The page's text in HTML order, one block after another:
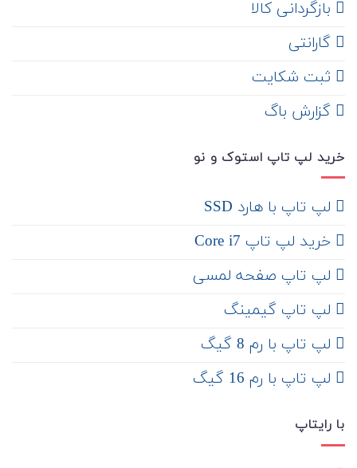
‌ بازگردانی کالا
گارانتی
ثبت شکایت
‌ گزارش باگ
خرید لپ تاپ استوک و نو
لپ تاپ با هارد SSD
خرید لپ تاپ Core i7
لپ تاپ صفحه لمسی
لپ تاپ گیمینگ
لپ تاپ با رم 8 گیگ
لپ تاپ با رم 16 گیگ
با رایتاپ